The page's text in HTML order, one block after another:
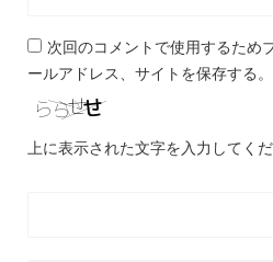
次回のコメントで使用するため
ールアドレス、サイトを保存する。
上に表示された文字を入力してくだ